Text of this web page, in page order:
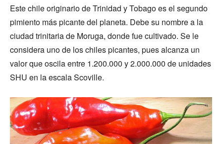
Este chile originario de Trinidad y Tobago es el segundo
pimiento más picante del planeta. Debe su nombre a la
ciudad trinitaria de Moruga, donde fue cultivado. Se le
considera uno de los chiles picantes, pues alcanza un
valor que oscila entre 1.200.000 y 2.000.000 de unidades
SHU en la escala Scoville.